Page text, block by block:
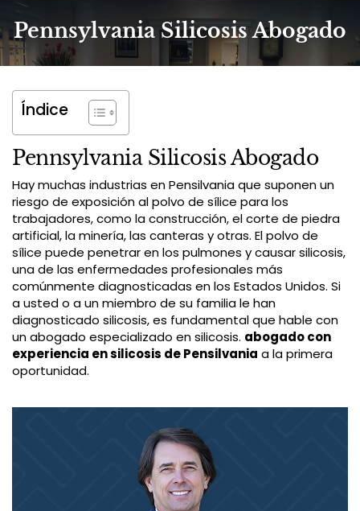
Pennsylvania Silicosis Abogado
Índice
Pennsylvania Silicosis Abogado
Hay muchas industrias en Pensilvania que suponen un
riesgo de exposición al polvo de sílice para los
trabajadores, como la construcción, el corte de piedra
artificial, la minería, las canteras y otras. El polvo de
sílice puede penetrar en los pulmones y causar silicosis,
una de las enfermedades profesionales más
comúnmente diagnosticadas en los Estados Unidos. Si
a usted o a un miembro de su familia le han
diagnosticado silicosis, es fundamental que hable con
un abogado especializado en silicosis. abogado con
experiencia en silicosis de Pensilvania a la primera
oportunidad.